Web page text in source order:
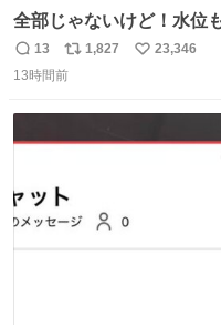
全部じゃないけど！水位
めたよ！！！ 作業してく
ー！！！！！！！！！！
返
信
13
リ
ポ
1,827
い
23,346
13時間前